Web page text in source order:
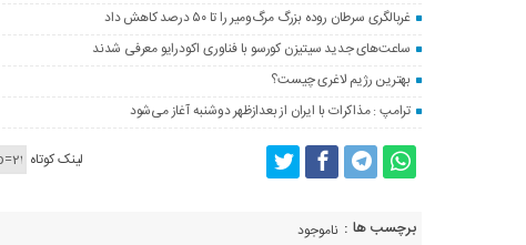
غربالگری سرطان روده بزرگ مرگ‌ومیر را تا ۵۰ درصد کاهش داد
ساعت‌های جدید سیتیزن کورسو با فناوری اکودرایو معرفی شدند
بهترین رژیم لاغری چیست؟
ترامپ : مذاکرات با ایران از بعدازظهر دوشنبه آغاز می‌شود
لینک کوتاه
برچسب ها : ناموجود